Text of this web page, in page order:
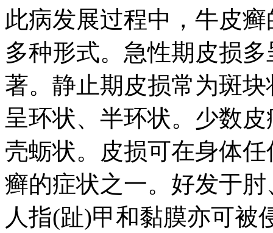
此病发展过程中，牛皮
多种形式。急性期皮损
著。静止期皮损常为斑
呈环状、半环状。少数
壳蛎状。皮损可在身体
癣的症状之一。好发于
人指(趾)甲和黏膜亦可被